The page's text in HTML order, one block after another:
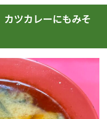
カツカレーにもみそ